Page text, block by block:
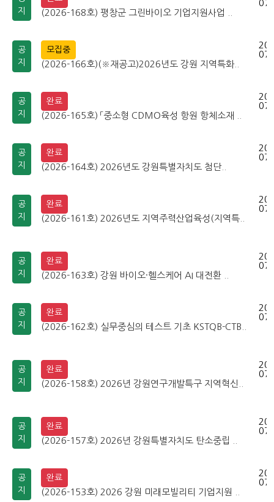
지
(2026-168호) 평창군 그린바이오 기업지원사업 ..
공
지
모집중
(2026-166호)(※재공고)2026년도 강원 지역특화..
공
지
완료
(2026-165호) 「중소형 CDMO육성 항원 항체소재 ..
공
지
완료
(2026-164호) 2026년도 강원특별자치도 첨단..
공
지
완료
(2026-161호) 2026년도 지역주력산업육성(지역특..
공
지
완료
(2026-163호) 강원 바이오·헬스케어 AI 대전환 ..
공
지
완료
(2026-162호) 실무중심의 테스트 기초 KSTQB-CTB..
공
지
완료
(2026-158호) 2026년 강원연구개발특구 지역혁신..
공
지
완료
(2026-157호) 2026년 강원특별자치도 탄소중립 ..
공
지
완료
(2026-153호) 2026 강원 미래모빌리티 기업지원 ..